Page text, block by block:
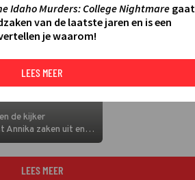
de kijker
zaken uit en
LEES MEER
Idaho Murders: College Nightmaregaat
van de laatste jaren en is een
je waarom!
LEES MEER